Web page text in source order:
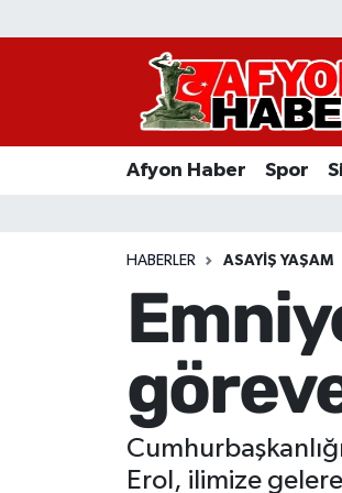
Afyon Haber Spor
HABERLER ASAYIŞ YAŞAM
Erol, ilimize
Afyon Haber
Asayiş Yaşam
Sivil Toplum
Ekonomi